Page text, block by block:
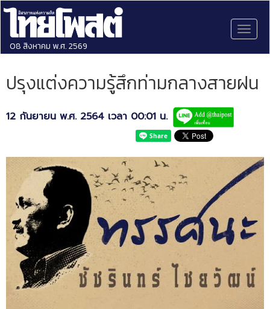
08 สิงหาคม พ.ศ. 2569
ปรุงแต่งความรู้สึกท่ามกลางสายฝน
12 กันยายน พ.ศ. 2564 เวลา 00:01 น.